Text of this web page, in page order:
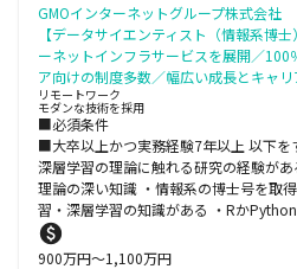
GMOインターネットグループ株式会社
【データサイエンティスト（情報系博
ーネットインフラサービスを展開／
ア向けの制度多数／幅広い成長とキャリ
リモートワーク
モダンな技術を採用
■必須条件
■大卒以上かつ実務経験7年以上 以下を
深層学習の理論に触れる研究の経験が
理論の深い知識 ・情報系の博士号を取
習・深層学習の知識がある ・Rか
900万円〜1,100万円